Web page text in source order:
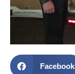
Facebook